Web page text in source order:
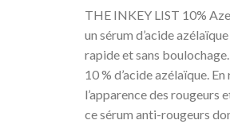
THE INKEY LIST 10%
un sérum d’acide
rapide et sans
10 % d’acide azélaïque.
l’apparence des rougeurs
ce sérum anti-rougeurs